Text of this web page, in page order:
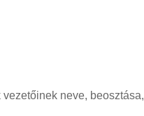
neve, beosztása,